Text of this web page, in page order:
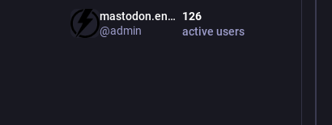
mastodon.energy
@admin
126
active users